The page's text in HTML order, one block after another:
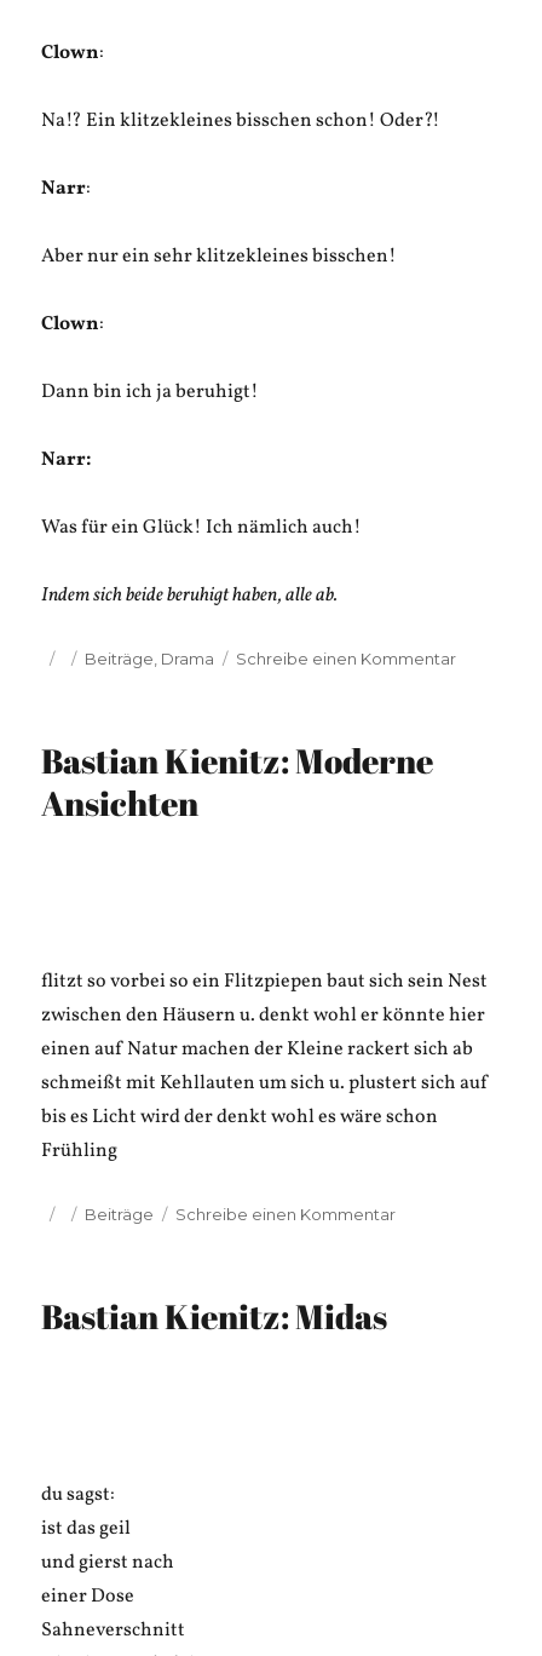
Clown:
Na!? Ein klitzekleines bisschen schon! Oder?!
Narr:
Aber nur ein sehr klitzekleines bisschen!
Clown:
Dann bin ich ja beruhigt!
Narr:
Was für ein Glück! Ich nämlich auch!
Indem sich beide beruhigt haben, alle ab.
Veröffentlicht
Kategorien
Beiträge Drama Schreibe einen Kommentarzu
Bastian Kienitz: Moderne
Ansichten
flitzt so vorbei so ein Flitzpiepen baut sich sein Nest
zwischen den Häusern u. denkt wohl er könnte hier
einen auf Natur machen der Kleine rackert sich ab
schmeißt mit Kehllauten um sich u. plustert sich auf
bis es Licht wird der denkt wohl es wäre schon
Frühling
Veröffentlicht
Kategorien
Beiträge Schreibe einen Kommentarzu
Bastian Kienitz: Midas
du sagst:
ist das geil
und gierst nach
einer Dose
Sahneverschnitt